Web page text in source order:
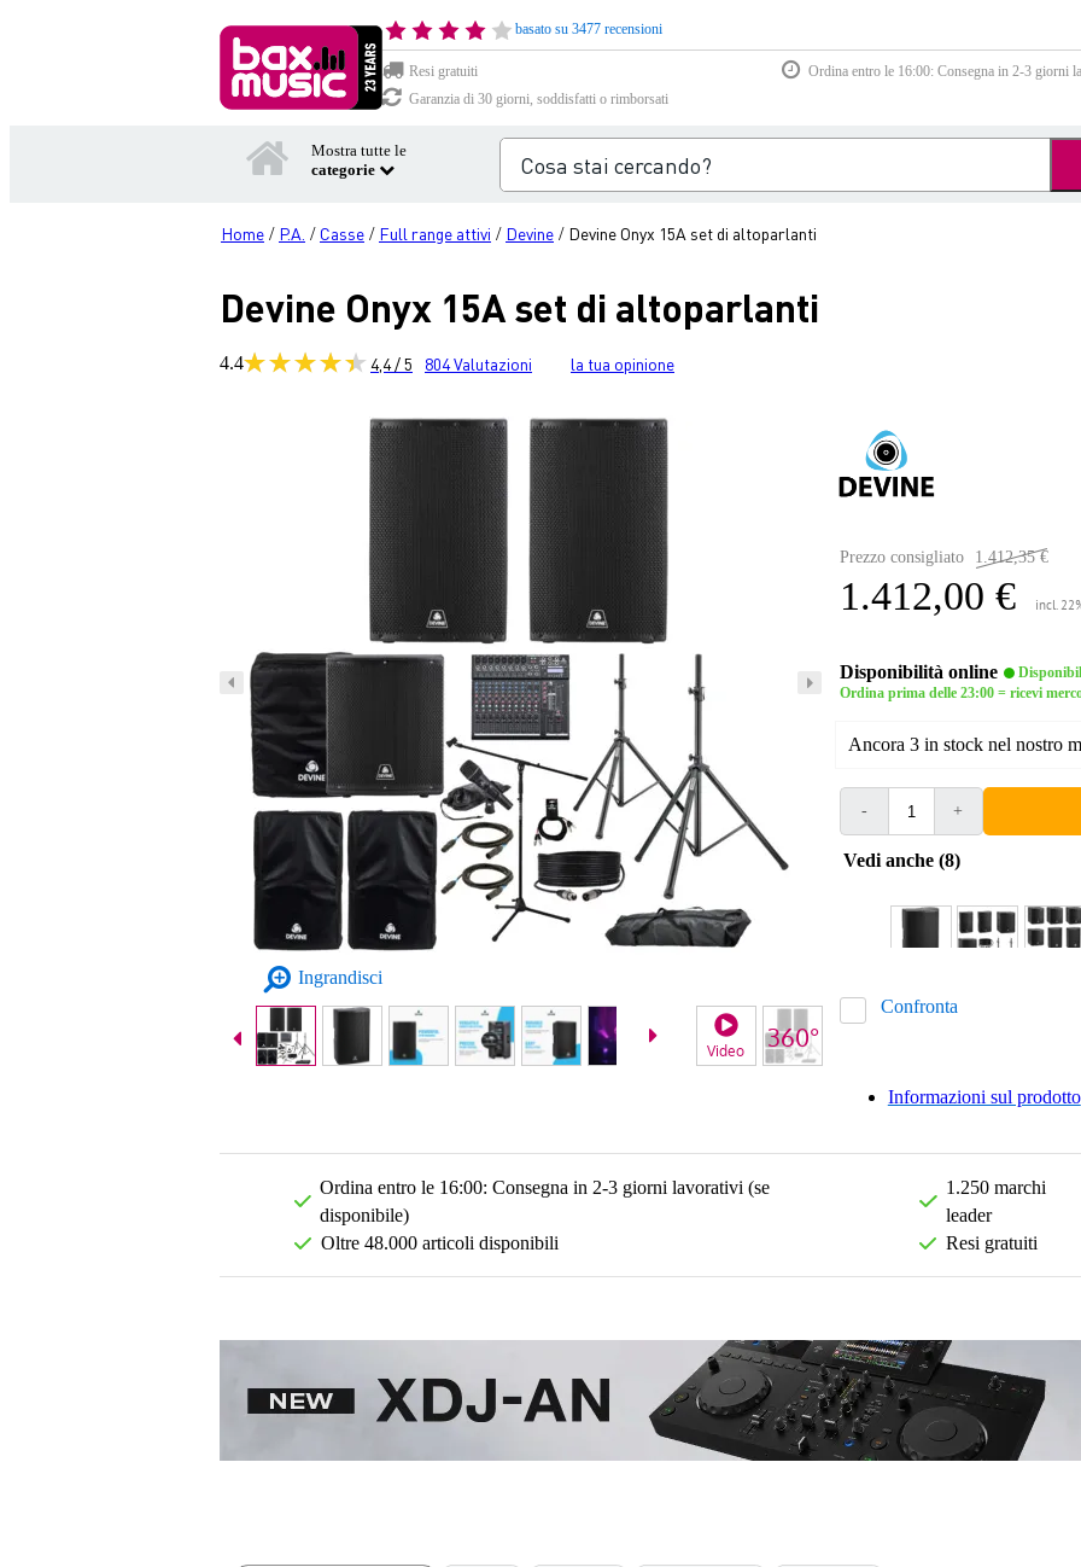
basato su 3477 recensioni
Resi gratuiti
Ordina entro le 16:00: Consegna in 2-3 giorni
Garanzia di 30 giorni, soddisfatti o rimborsati
Mostra tutte le
categorie
Home / P.A. / Casse / Full range attivi / Devine / Devine Onyx 15A set di altoparlanti
Devine Onyx 15A set di altoparlanti
4.4 4,4 / 5 804Valutazioni la tua opinione
Ingrandisci
Video
Prezzo consigliato 1.412,35 €
1.412,00 € incl.
Disponibilità online
Ordina prima delle 23:00 = ricevi
Ancora 3 in stock nel nostro
- +
Vedi anche (8)
Confronta
Informazioni sul prodotto
Ordina entro le 16:00: Consegna in 2-3 giorni lavorativi (se
disponibile)
Oltre 48.000 articoli disponibili
1.250 marchi
leader
Resi gratuiti